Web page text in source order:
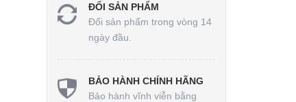
ĐỔI SẢN PHẨM
Đổi sản phẩm trong vòng 14
ngày đầu.
BẢO HÀNH CHÍNH HÃNG
Bảo hành vĩnh viễn bằng